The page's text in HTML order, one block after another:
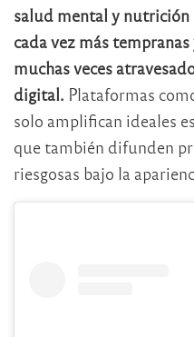
salud mental y
cada vez más
muchas veces
digital. Plataformas
solo amplifican ideales
que también difunden
riesgosas bajo la